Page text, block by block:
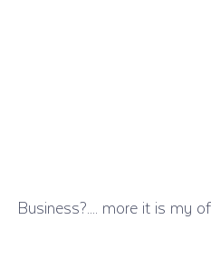
Business?.... more it is my